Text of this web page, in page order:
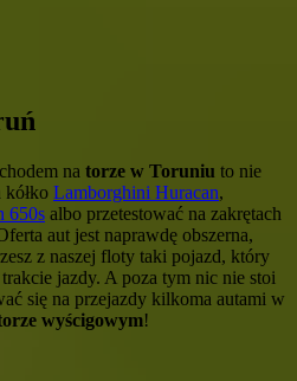
na torze w Toruniu to nie
kółko Lamborghini Huracan,
650s albo przetestować na zakrętach
aut jest naprawdę obszerna,
z naszej floty taki pojazd, który
jazdy. A poza tym nic nie stoi
się na przejazdy kilkoma autami w
wyścigowym!